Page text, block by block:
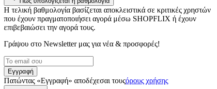
διαφημίσεων και περιεχομένου, τις μετρήσεις σχετικά με
διαφημίσεις και περιεχόμενο, την καλύτερη εικόνα του κοινού
μας και την ανάπτυξη προϊόντων. Επίσης, κοινοποιούμε
τοποθεσίας μας στους συνεργάτες μέσων κοινωνικής
Η τελική βαθμολογία βασίζεται αποκλειστικά σε κριτικές χρηστών
που έχουν πραγματοποιήσει αγορά μέσω SHOPFLIX ή έχουν
επιβεβαιώσει την αγορά τους.
Γράψου στο Νewsletter μας για νέα & προσφορές!
Εγγραφή
Πατώντας «Εγγραφή» αποδέχεσαι τουςόρους χρήσης